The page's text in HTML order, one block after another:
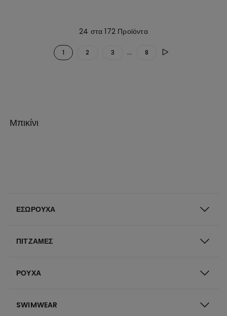
24 στα 172 Προϊόντα
1 2 3 ... 8
Μπικίνι
ΕΣΏΡΟΥΧΑ
ΠΙΤΖΆΜΕΣ
ΡΟΎΧΑ
SWIMWEAR